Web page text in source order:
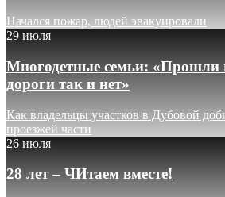
Начался пожар, людей эвакуировали
29 июля
Многодетные семьи: «Прошли
дороги так и нет»
Как владельцы участков в Дубовой
проезжей части
26 июля
28 лет – ЧИтаем вместе!